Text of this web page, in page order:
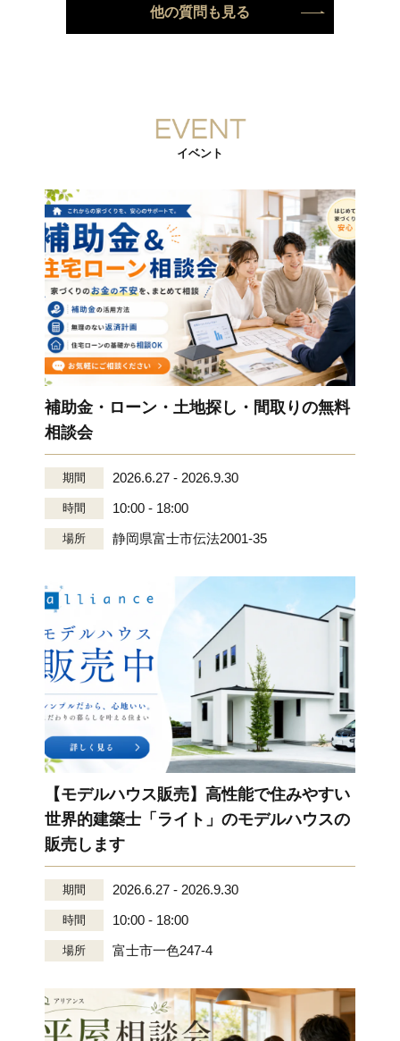
他の質問も見る
イベント
補助金・ローン・土地探し・間取りの無料
相談会
期間 2026.6.27 - 2026.9.30
時間 10:00 - 18:00
場所 静岡県富士市伝法2001-35
【モデルハウス販売】高性能で住みやすい
世界的建築士「ライト」のモデルハウスの
販売します
期間 2026.6.27 - 2026.9.30
時間 10:00 - 18:00
場所 富士市一色247-4